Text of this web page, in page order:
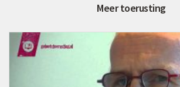
Meer toerusting